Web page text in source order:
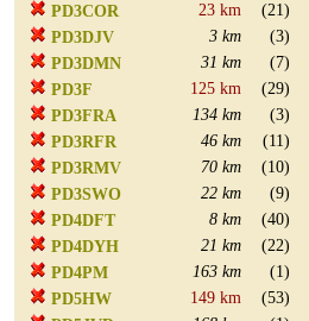
PD3COR
23 km
(21)
PD3DJV
3 km
(3)
PD3DMN
31 km
(7)
PD3F
125 km
(29)
PD3FRA
134 km
(3)
PD3RFR
46 km
(11)
PD3RMV
70 km
(10)
PD3SWO
22 km
(9)
PD4DFT
8 km
(40)
PD4DYH
21 km
(22)
PD4PM
163 km
(1)
PD5HW
149 km
(53)